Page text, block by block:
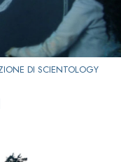
DI SCIENTOLOGY